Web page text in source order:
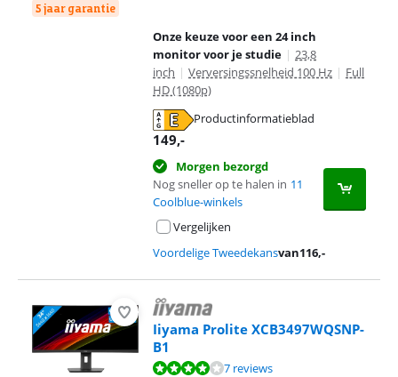
5 jaar garantie
Onze keuze voor een 24 inch
monitor voor je studie | 23,8
inch | Verversingssnelheid 100 Hz | Full
HD (1080p)
Productinformatieblad
149,-
Morgen bezorgd
Nog sneller op te halen in 11
Coolblue-winkels
Vergelijken
Voordelige Tweedekansvan116,-
Iiyama Prolite XCB3497WQSNP-
B1
Beoordeling is 8,3 van de 10, gebaseerd op 7 reviews.
7 reviews